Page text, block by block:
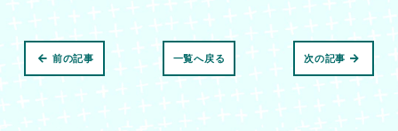
次の記事
一覧へ戻る
前の記事